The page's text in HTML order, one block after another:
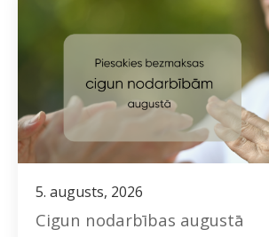
5. augusts, 2026
Cigun nodarbības augustā